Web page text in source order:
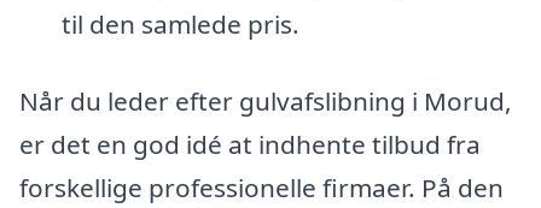
til den samlede pris.
Når du leder efter gulvafslibning i Morud,
er det en god idé at indhente tilbud fra
forskellige professionelle firmaer. På den